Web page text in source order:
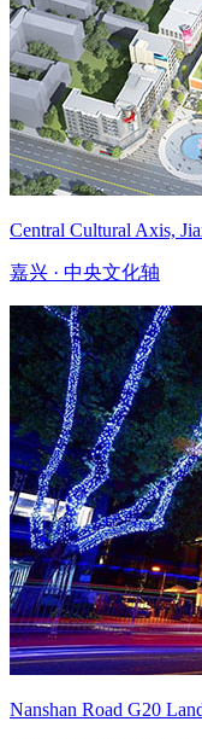
Central Cultural Axis,
嘉兴 · 中央文化轴
Nanshan Road G20